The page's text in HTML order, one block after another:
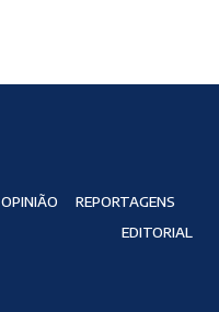
OPINIÃO
REPORTAGENS
EDITORIAL